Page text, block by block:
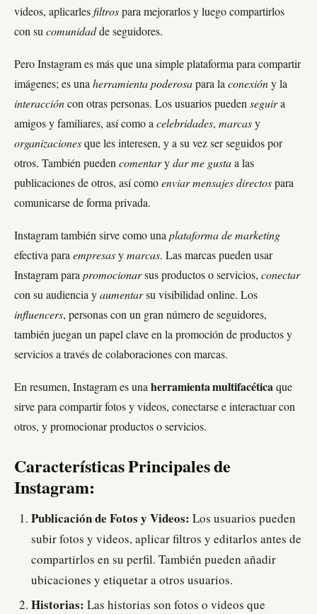
videos, aplicarles filtros para mejorarlos y luego compartirlos
con su comunidad de seguidores.
Pero Instagram es más que una simple plataforma para compartir
imágenes; es una herramienta poderosa para la conexión y la
interacción con otras personas. Los usuarios pueden seguira
amigos y familiares, así como a celebridades, marcas y
organizaciones que les interesen, y a su vez ser seguidos por
otros. También pueden comentary dar me gusta a las
publicaciones de otros, así como enviar mensajes directos para
comunicarse de forma privada.
Instagram también sirve como una plataforma de marketing
efectiva para empresas y marcas. Las marcas pueden usar
Instagram para promocionarsus productos o servicios, conectar
con su audiencia y aumentarsu visibilidad online. Los
influencers, personas con un gran número de seguidores,
también juegan un papel clave en la promoción de productos y
servicios a través de colaboraciones con marcas.
En resumen, Instagram es una herramienta multifacética que
sirve para compartir fotos y videos, conectarse e interactuar con
otros, y promocionar productos o servicios.
Características Principales de
Instagram:
Publicación de Fotos y Videos: Los usuarios pueden
subir fotos y videos, aplicar filtros y editarlos antes de
compartirlos en su perfil. También pueden añadir
ubicaciones y etiquetar a otros usuarios.
Historias: Las historias son fotos o videos que